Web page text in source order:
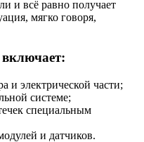
и всё равно получает
мягко говоря,
и электрической части;
системе;
специальным
и датчиков.